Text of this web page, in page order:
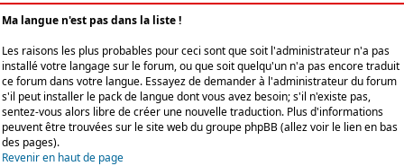
Ma langue n'est pas dans la liste !
Les raisons les plus probables pour ceci sont que soit l'administrateur n'a pas
installé votre langage sur le forum, ou que soit quelqu'un n'a pas encore traduit
ce forum dans votre langue. Essayez de demander à l'administrateur du forum
s'il peut installer le pack de langue dont vous avez besoin; s'il n'existe pas,
sentez-vous alors libre de créer une nouvelle traduction. Plus d'informations
peuvent être trouvées sur le site web du groupe phpBB (allez voir le lien en bas
des pages).
Revenir en haut de page